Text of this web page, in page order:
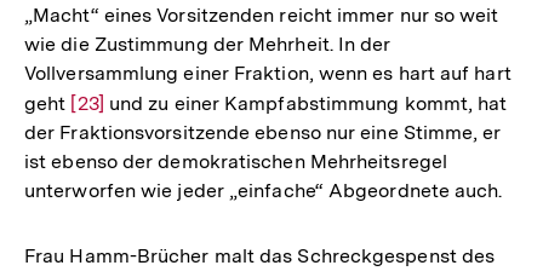
„Macht“ eines Vorsitzenden reicht immer nur so weit
wie die Zustimmung der Mehrheit. In der
Vollversammlung einer Fraktion, wenn es hart auf hart
geht Zur
Auflösung
der
Fußnote
[23] und zu einer Kampfabstimmung kommt, hat
der Fraktionsvorsitzende ebenso nur eine Stimme, er
ist ebenso der demokratischen Mehrheitsregel
unterworfen wie jeder „einfache“ Abgeordnete auch.
Frau Hamm-Brücher malt das Schreckgespenst des